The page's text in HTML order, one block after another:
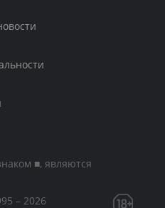
■, являются
– 2026